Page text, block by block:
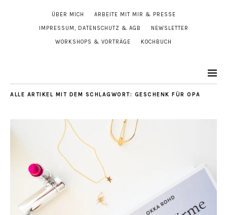
ÜBER MICH ARBEITE MIT MIR & PRESSE
IMPRESSUM, DATENSCHUTZ & AGB NEWSLETTER
WORKSHOPS & VORTRÄGE KOCHBUCH
ALLE ARTIKEL MIT DEM SCHLAGWORT: GESCHENK FÜR OPA